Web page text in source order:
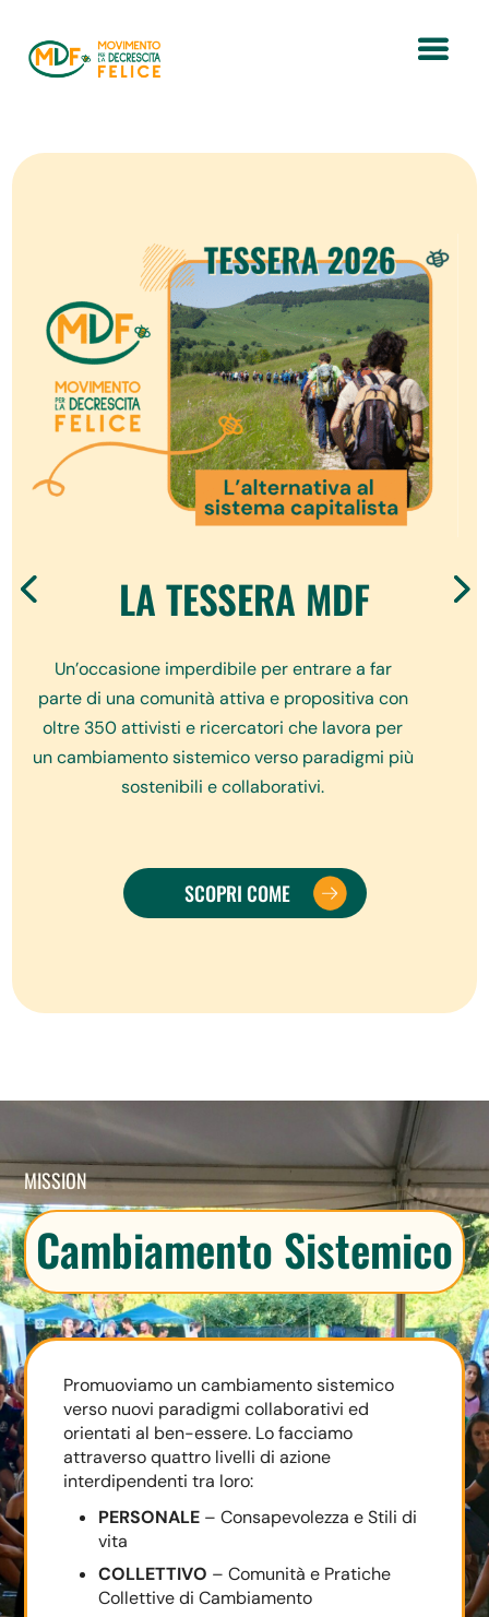
LA TESSERA MDF
Un’occasione imperdibile per entrare a far
parte di una comunità attiva e propositiva con
oltre 350 attivisti e ricercatori che lavora per
un cambiamento sistemico verso paradigmi più
sostenibili e collaborativi.
SCOPRI COME
MISSION
Cambiamento Sistemico
Promuoviamo un cambiamento sistemico
verso nuovi paradigmi collaborativi ed
orientati al ben-essere. Lo facciamo
attraverso quattro livelli di azione
interdipendenti tra loro:
PERSONALE – Consapevolezza e Stili di
vita
COLLETTIVO – Comunità e Pratiche
Collettive di Cambiamento